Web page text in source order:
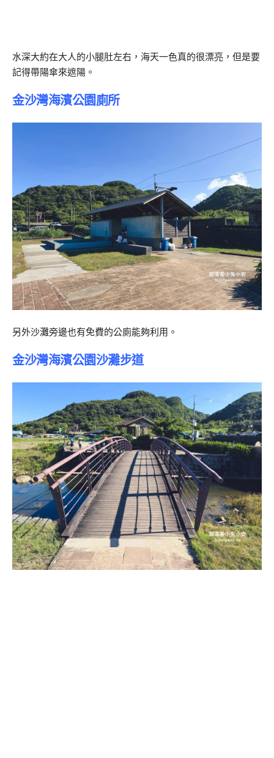
水深大約在大人的小腿肚左右，海天一色真的很漂亮，但是要
記得帶陽傘來遮陽。
金沙灣海濱公園廁所
另外沙灘旁邊也有免費的公廁能夠利用。
金沙灣海濱公園沙灘步道